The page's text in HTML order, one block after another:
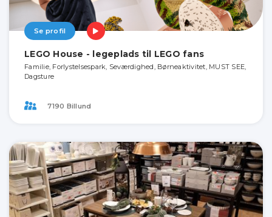
Se profil
LEGO House - legeplads til LEGO fans
Familie, Forlystelsespark, Seværdighed, Børneaktivitet, MUST SEE,
Dagsture
7190 Billund